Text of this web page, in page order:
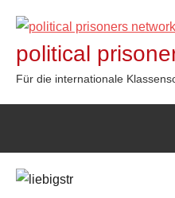
Inhalt
springen
political
Für die internationale